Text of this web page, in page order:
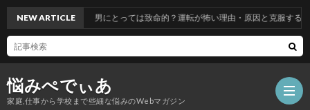
悩みぺでぃあ
家庭,仕事から学校まで些細な悩みのWebマガジン
NEW ARTICLE 男にとっては致命的？運転が怖い理由・原因と克服する方法